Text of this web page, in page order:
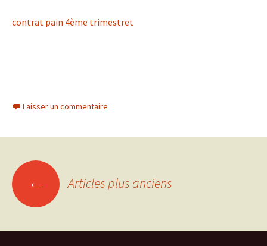
contrat pain 4ème trimestret
Laisser un commentaire
Navigation
des
← Articles plus anciens